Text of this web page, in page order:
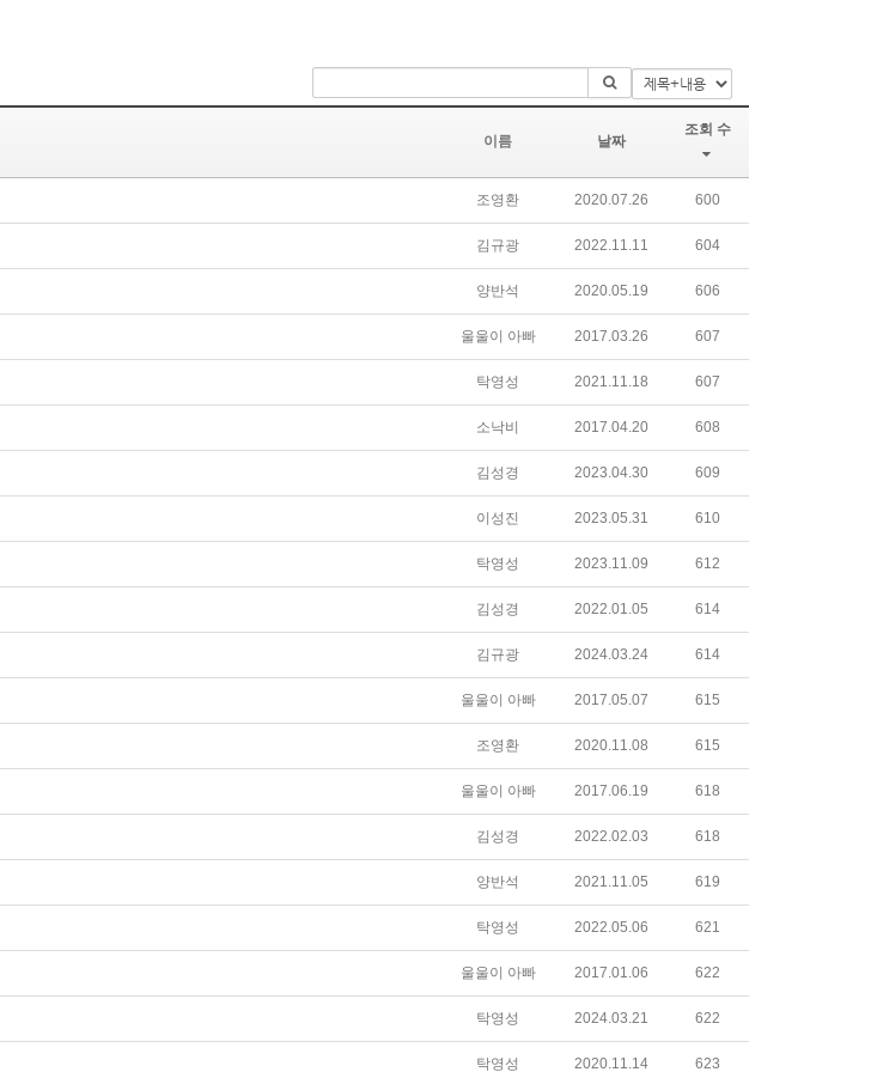
이름 날짜
조회 수
조영환 2020.07.26 600
김규광 2022.11.11 604
양반석 2020.05.19 606
울울이 아빠 2017.03.26 607
탁영성 2021.11.18 607
소낙비 2017.04.20 608
김성경 2023.04.30 609
이성진 2023.05.31 610
탁영성 2023.11.09 612
김성경 2022.01.05 614
김규광 2024.03.24 614
울울이 아빠 2017.05.07 615
조영환 2020.11.08 615
울울이 아빠 2017.06.19 618
김성경 2022.02.03 618
양반석 2021.11.05 619
탁영성 2022.05.06 621
울울이 아빠 2017.01.06 622
탁영성 2024.03.21 622
탁영성 2020.11.14 623